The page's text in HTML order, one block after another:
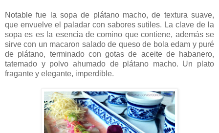
Notable fue la sopa de plátano macho, de textura suave,
que envuelve el paladar con sabores sutiles. La clave de la
sopa es es la esencia de comino que contiene, además se
sirve con un macaron salado de queso de bola edam y puré
de plátano, terminado con gotas de aceite de habanero,
tatemado y polvo ahumado de plátano macho. Un plato
fragante y elegante, imperdible.